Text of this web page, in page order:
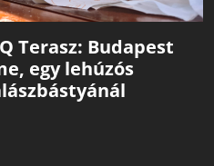
Terasz: Budapest
egy lehúzós